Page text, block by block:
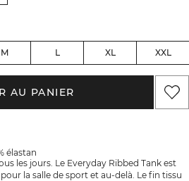
M L XL XXL
AU PANIER
élastan
les jours. Le Everyday Ribbed Tank est
la salle de sport et au-delà. Le fin tissu